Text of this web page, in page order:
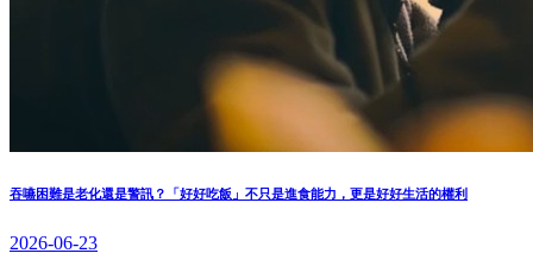
吞嚥困難是老化還是警訊？「好好吃飯」不只是進食能力，更是好好生活的權利
2026-06-23